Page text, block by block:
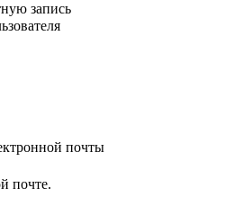
запись
почты
почте.